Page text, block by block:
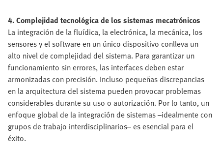
4. Complejidad tecnológica de los sistemas mecatrónicos
La integración de la fluídica, la electrónica, la mecánica, los
sensores y el software en un único dispositivo conlleva un
alto nivel de complejidad del sistema. Para garantizar un
funcionamiento sin errores, las interfaces deben estar
armonizadas con precisión. Incluso pequeñas discrepancias
en la arquitectura del sistema pueden provocar problemas
considerables durante su uso o autorización. Por lo tanto, un
enfoque global de la integración de sistemas –idealmente con
grupos de trabajo interdisciplinarios– es esencial para el
éxito.